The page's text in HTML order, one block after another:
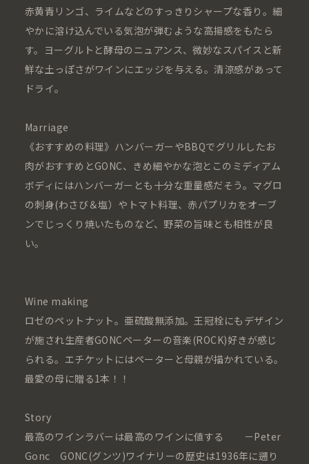
赤黄青リンゴ、ライムなどのすっきりシャープな香り。細
やかに溶け込んでいる気泡が弾むような高揚感をもたら
す。ヨーグルトと酵母のニュアンス、微妙なスパイスと新
鮮な土っぽさがワインにエッジを与える。清涼感があって
ドライ。
Marriage
《おすすめの料理》ハンバーガーやBBQでグリルしたお
肉がおすすめとGONC、きめ細やかな泡とこのミディアム
ボディにはハンバーガーとも十分な重量感だそう。マグロ
の刺身(わさび＆塩）やトマト料理、赤パプリカをオーブ
ンでじっくり焼いたものなど、野菜の旨味とも相性が良
い。
Wine making
ロゼのペットナット。亜硫酸無添加。王冠栓にもデザイン
が施され生産者GONCペーターの音楽(ROCK)好きが感じ
られる。エチケットにはペーターと母親が描かれている。
最愛の母に贈る1本！！
Story
最高のワインラバーは最高のワインに値する －Peter
Gonc GONC(グンツ)ワイナリーの歴史は1936年に遡り